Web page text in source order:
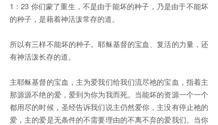
1：23 你们蒙了重生，不是由于能坏的种子，乃是由于不能坏
的种子，是藉着神活泼常存的道。
所以有三样不能坏的种子。耶稣基督的宝血、复活的力量，还
有神活泼长存的道。
主耶稣基督的宝血，主为爱我们给我们流尽祂的宝血，指着主
那源源不绝的爱，爱到为你为我而死。当能坏的资源一个一个
都用尽的时候，圣经告诉我们说主仍然爱你，主没有停止祂的
爱，主的爱是无条件的不需要理由的不离不弃的爱我们。当你